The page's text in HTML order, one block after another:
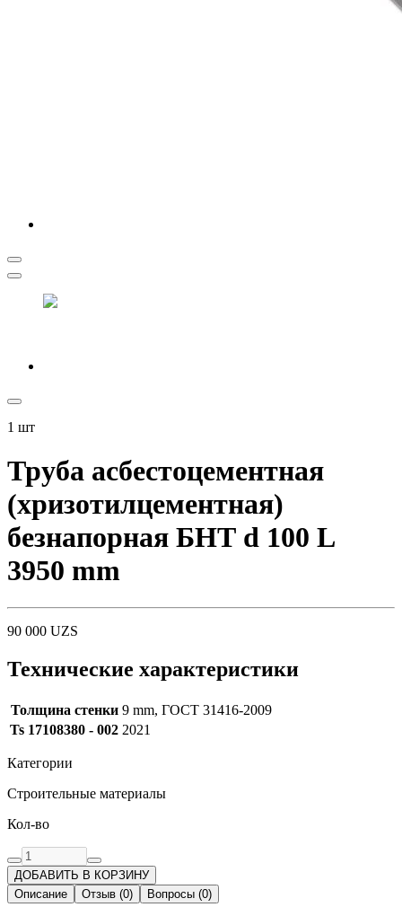
1 шт
Труба асбестоцементная
(хризотилцементная)
безнапорная БНТ d 100 L
3950 mm
90 000 UZS
Технические характеристики
Толщина стенки 9 mm, ГОСТ 31416-2009
Ts 17108380 - 002 2021
Категории
Строительные материалы
Кол-во
ДОБАВИТЬ В КОРЗИНУ
Описание
Отзыв (0) Вопросы (0)